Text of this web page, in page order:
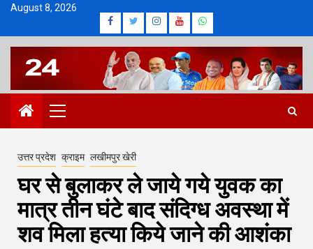
Skip
content
August 8, 2026
Facebook
Twitter
Instagram
Youtube
Whatsapp
Primary
Menu
उत्तर प्रदेश क्राइम लखीमपुर खेरी
घर से बुलाकर ले जाये गये युवक का
मात्र तीन घंटे बाद संदिग्ध अवस्था में
शव मिला हत्या किये जाने की आशंका